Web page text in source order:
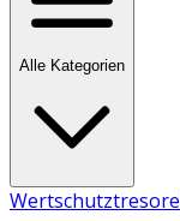
Alle Kategorien
Wertschutztresore